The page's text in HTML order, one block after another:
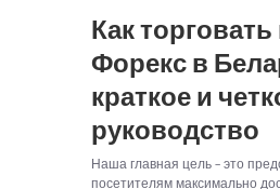
Как
Форекс в
краткое и
руководство
Наша главная цель – это
посетителям максимально